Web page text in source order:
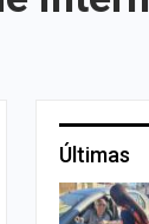
Últimas